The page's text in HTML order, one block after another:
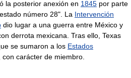
la posterior anexión en 1845 por parte
número 28". La Intervención
dio lugar a una guerra entre México y
con derrota mexicana. Tras ello, Texas
se sumaron a los Estados
, con carácter de miembro.